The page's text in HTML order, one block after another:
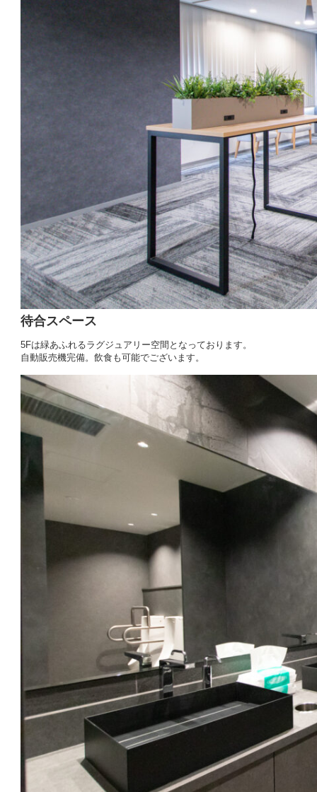
待合スペース
5Fは緑あふれるラグジュアリー空間となっております。
自動販売機完備。飲食も可能でございます。